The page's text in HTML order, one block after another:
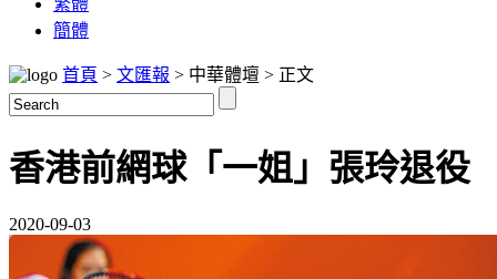
繁體
簡體
首頁 > 文匯報 > 中華體壇 > 正文
香港前網球「一姐」張玲退役
2020-09-03